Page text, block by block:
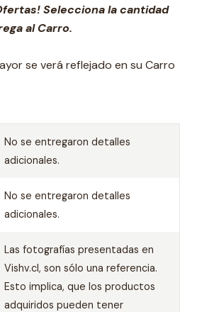
Selecciona la cantidad
al Carro.
se verá reflejado en su Carro
No se entregaron detalles
adicionales.
No se entregaron detalles
adicionales.
Las fotografías presentadas en
Vishv.cl, son sólo una referencia.
Esto implica, que los productos
adquiridos pueden tener